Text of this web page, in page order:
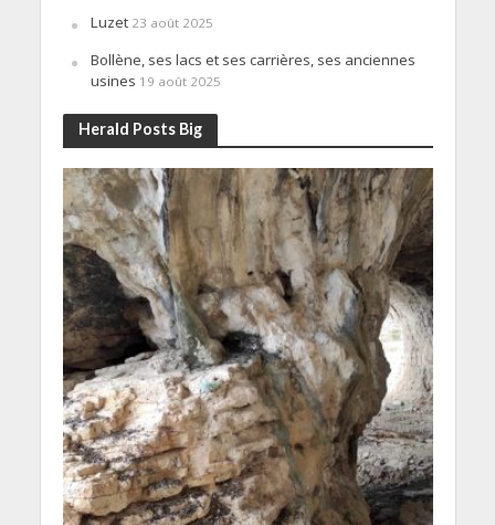
Luzet 23 août 2025
Bollène, ses lacs et ses carrières, ses anciennes
usines 19 août 2025
Herald Posts Big